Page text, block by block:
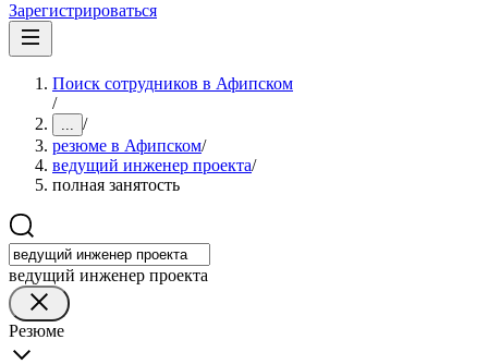
Зарегистрироваться
Поиск сотрудников в Афипском
/
... /
резюме в Афипском/
ведущий инженер проекта/
полная занятость
ведущий инженер проекта
Резюме